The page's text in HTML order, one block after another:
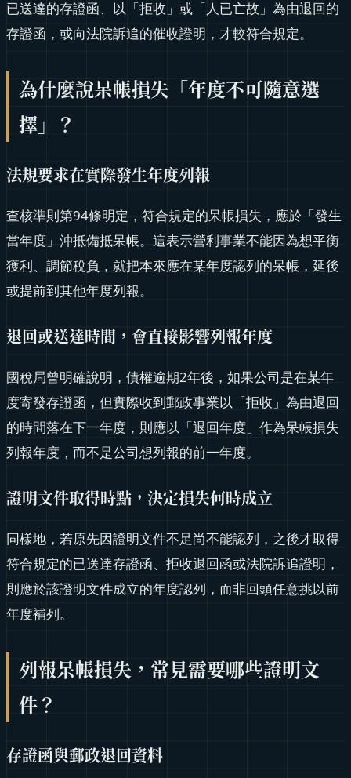
已送達的存證函、以「拒收」或「人已亡故」為由退回的
存證函，或向法院訴追的催收證明，才較符合規定。
為什麼說呆帳損失「年度不可隨意選
擇」？
法規要求在實際發生年度列報
查核準則第94條明定，符合規定的呆帳損失，應於「發生
當年度」沖抵備抵呆帳。這表示營利事業不能因為想平衡
獲利、調節稅負，就把本來應在某年度認列的呆帳，延後
或提前到其他年度列報。
退回或送達時間，會直接影響列報年度
國稅局曾明確說明，債權逾期2年後，如果公司是在某年
度寄發存證函，但實際收到郵政事業以「拒收」為由退回
的時間落在下一年度，則應以「退回年度」作為呆帳損失
列報年度，而不是公司想列報的前一年度。
證明文件取得時點，決定損失何時成立
同樣地，若原先因證明文件不足尚不能認列，之後才取得
符合規定的已送達存證函、拒收退回函或法院訴追證明，
則應於該證明文件成立的年度認列，而非回頭任意挑以前
年度補列。
列報呆帳損失，常見需要哪些證明文
件？
存證函與郵政退回資料